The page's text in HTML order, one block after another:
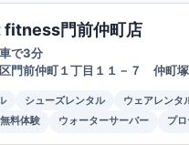
門前仲町店
で3分
門前仲町１丁目１１－７ 仲町
シューズレンタル ウェアレンタ
無料体験 ウォーターサーバー プ